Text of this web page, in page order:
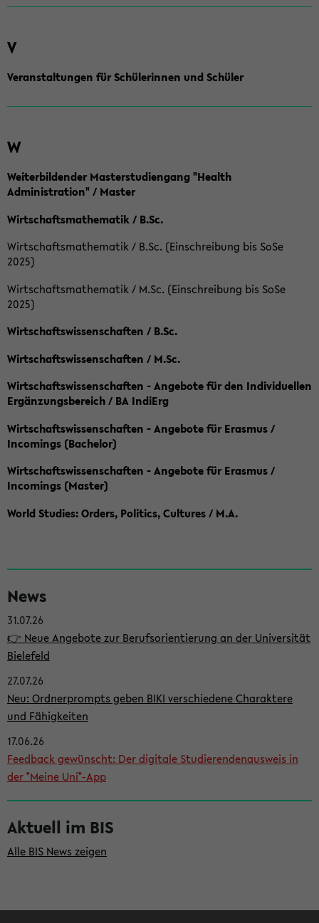
V
Veranstaltungen für Schülerinnen und Schüler
W
Weiterbildender Masterstudiengang "Health
Administration" / Master
Wirtschaftsmathematik / B.Sc.
Wirtschaftsmathematik / B.Sc. (Einschreibung bis SoSe
2025)
Wirtschaftsmathematik / M.Sc. (Einschreibung bis SoSe
2025)
Wirtschaftswissenschaften / B.Sc.
Wirtschaftswissenschaften / M.Sc.
Wirtschaftswissenschaften - Angebote für den Individuellen
Ergänzungsbereich / BA IndiErg
Wirtschaftswissenschaften - Angebote für Erasmus /
Incomings (Bachelor)
Wirtschaftswissenschaften - Angebote für Erasmus /
Incomings (Master)
World Studies: Orders, Politics, Cultures / M.A.
e
i
t
e
n
l
e
i
s
t
e
News
31.07.26
👉 Neue Angebote zur Berufsorientierung an der Universität
Bielefeld
27.07.26
Neu: Ordnerprompts geben BIKI verschiedene Charaktere
und Fähigkeiten
17.06.26
Feedback gewünscht: Der digitale Studierendenausweis in
der "Meine Uni"-App
Aktuell im BIS
Alle BIS News zeigen